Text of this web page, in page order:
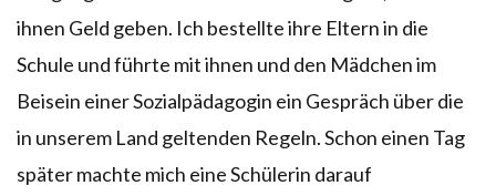
ihnen Geld geben. Ich bestellte ihre Eltern in die
Schule und führte mit ihnen und den Mädchen im
Beisein einer Sozialpädagogin ein Gespräch über die
in unserem Land geltenden Regeln. Schon einen Tag
später machte mich eine Schülerin darauf